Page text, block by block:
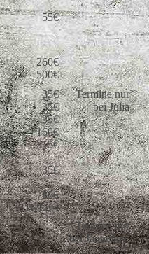
55€
260€
500€
35€
35€
35€
160€
315€
35€
80€
+11€/Egel
Termine nur
bei Julia
Termine nur
bei Jaqueline